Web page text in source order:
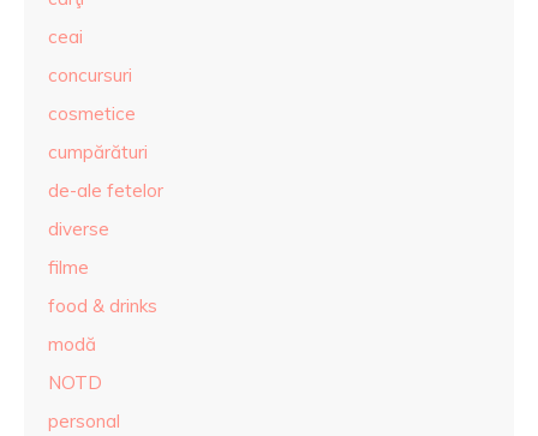
ceai
concursuri
cosmetice
cumpărături
de-ale fetelor
diverse
filme
food & drinks
modă
NOTD
personal